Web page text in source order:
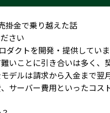
掛金で乗り越えた話
さい
クトを開発・提供していま
いことに引き合いは多く、
デルは請求から入金まで
サーバー費用といったコス